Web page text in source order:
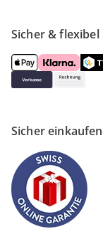
Sicher & flexibel
Sicher einkaufen